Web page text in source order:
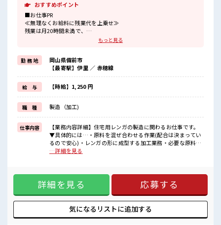
おすすめポイント
■お仕事PR
≪無理なくお給料に残業代を上乗せ≫
残業は月20時間未満で、
≪初めての仕事だけど自分にもできそう≫
新しいことにチャレンジするのは不安だけど、
しっかり働く環境が整っています！
イチからスキルUP・ステップUP目指していきましょう！
≪収入アップを目指せる≫
高時給だらけの派遣のお仕事です！
■職場の雰囲気
休憩室でホッと一息リフレッシュ！
職場にはロッカー完備！
私物の置きすぎには注意が必要ですね★
残業も1日1H程度あるので給料の上乗せも期待できそう！
もっと見る
勤 務 地
岡山県備前市
【最寄駅】伊里 ／ 赤穂線
給 与 【時給】1,250 円
職 種 製造（加工)
仕事内容
【業務内容詳細】住宅用レンガの製造に関わるお仕事です。
▼具体的には…・原料を混ぜ合わせる作業(配合は決まってい
るので安心)・レンガの形に成型する加工業務・必要な原料を
準備・補充する作業【取扱製品情報】住宅の外壁や庭などに
ます♪ 制服があると毎日の服選びに悩まずOK♪ ≪初めての
仕事だけど自分にもできそう≫ 新しいことにチャレンジする
のは不安だけど、 しっかり働く環境が整っています！ イチか
らスキルUP・ステップUP目指していきましょう！ ≪収入ア
ップを目指せる≫ 高時給だらけの派遣のお仕事です！ ■職場
の雰囲気 休憩室でホッと一息リフレッシュ！ 職場にはロッカ
…詳細を見る
詳細を見る 応募する
気になるリストに追加する